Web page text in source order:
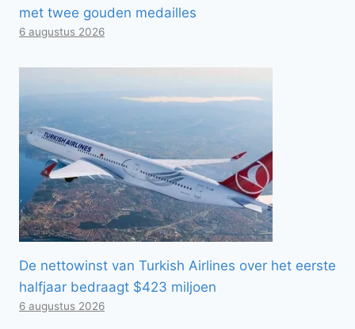
met twee gouden medailles
6 augustus 2026
De nettowinst van Turkish Airlines over het eerste
halfjaar bedraagt ​​$423 miljoen
6 augustus 2026